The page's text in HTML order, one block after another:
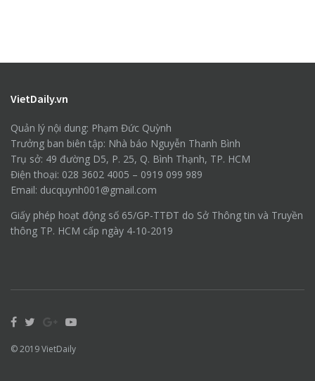
VietDaily.vn
Quản lý nội dung: Phạm Đức Quỳnh
Trưởng ban biên tập: Nhà báo Nguyễn Thanh Bình
Trụ sở: 49 đường D5, P. 25, Q. Bình Thạnh, TP. HCM
Điện thoại: 028 3602 4005 – 0919 099 989
Email: ducquynh001@gmail.com
Giấy phép hoạt động số 65/GP-TTĐT do Sở Thông tin và Truyền
thông TP. HCM cấp ngày 4-10-2019
© 2019VietDaily